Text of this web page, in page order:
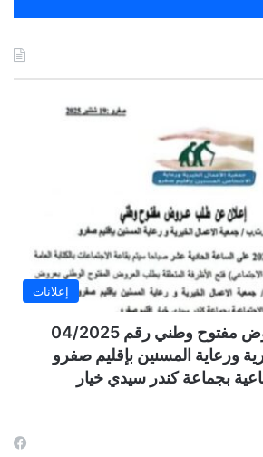
إعلانات
إعلان عن طلب عروض مفتوح وطني رقم 04/2025
ورعاية المسنين بإقليم صفرو
بجماعة كندر سيدي خيار